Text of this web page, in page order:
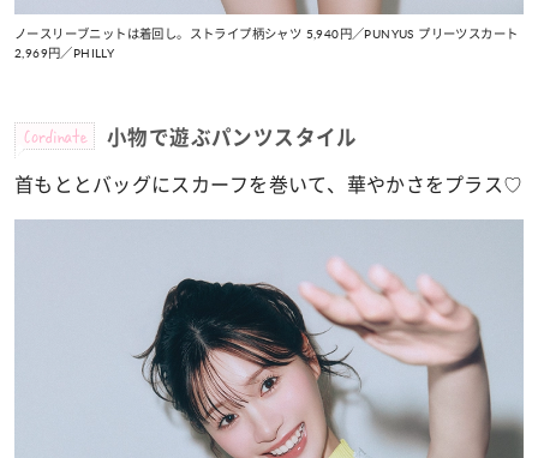
ノースリーブニットは着回し。ストライプ柄シャツ 5,940円／PUNYUS プリーツスカート
2,969円／PHILLY
Cordinate 小物で遊ぶパンツスタイル
首もととバッグにスカーフを巻いて、華やかさをプラス♡